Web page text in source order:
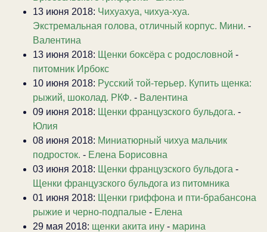
13 июня 2018: Чихуахуа, чихуа-хуа.
Экстремальная голова, отличный корпус. Мини. -
Валентина
13 июня 2018: Щенки боксёра с родословной -
питомник Ирбокс
10 июня 2018: Русский той-терьер. Купить щенка:
рыжий, шоколад. РКФ. - Валентина
09 июня 2018: Щенки французского бульдога. -
Юлия
08 июня 2018: Миниатюрный чихуа мальчик
подросток. - Елена Борисовна
03 июня 2018: Щенки французского бульдога -
Щенки французского бульдога из питомника
01 июня 2018: Щенки гриффона и пти-брабансона
рыжие и черно-подпалые - Елена
29 мая 2018: щенки акита ину - марина